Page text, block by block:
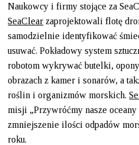
Naukowcy i firmy stojące za
SeaClear zaprojektowali flotę
samodzielnie identyfikować
usuwać. Pokładowy system
robotom wykrywać butelki,
obrazach z kamer i sonarów, a
roślin i organizmów morskich.
misji „Przywróćmy nasze
zmniejszenie ilości odpadów
roku.